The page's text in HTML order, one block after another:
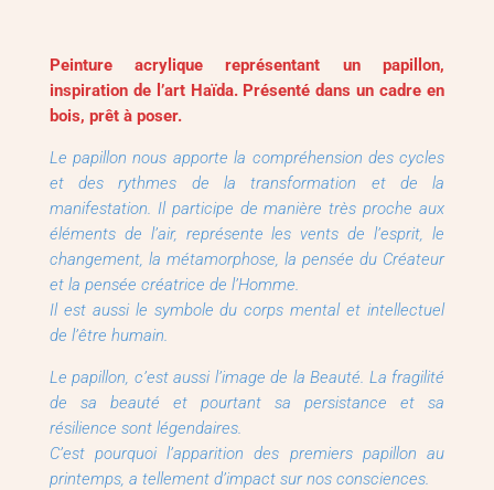
Peinture acrylique représentant un papillon,
inspiration de l’art Haïda. Présenté dans un cadre en
bois, prêt à poser.
Le papillon nous apporte la compréhension des cycles
et des rythmes de la transformation et de la
manifestation. Il participe de manière très proche aux
éléments de l’air, représente les vents de l’esprit, le
changement, la métamorphose, la pensée du Créateur
et la pensée créatrice de l’Homme.
Il est aussi le symbole du corps mental et intellectuel
de l’être humain.
Le papillon, c’est aussi l’image de la Beauté. La fragilité
de sa beauté et pourtant sa persistance et sa
résilience sont légendaires.
C’est pourquoi l’apparition des premiers papillon au
printemps, a tellement d’impact sur nos consciences.